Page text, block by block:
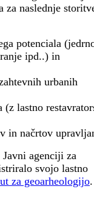
za naslednje
potenciala
ipd..) in
urbanih
(z lastno
in načrtov
agenciji za
svojo lastno
za geoarheologijo.